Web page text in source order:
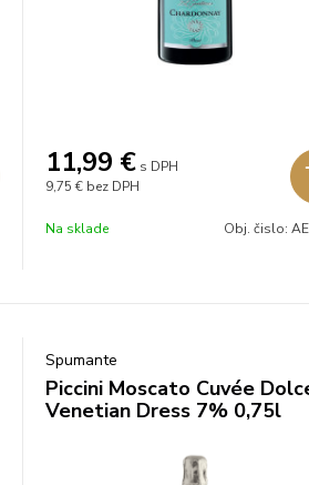
11,99 € s DPH
9,75 € bez DPH
Na sklade Obj. čislo:
Spumante
Piccini Moscato Cuvée
Venetian Dress 7% 0,75l